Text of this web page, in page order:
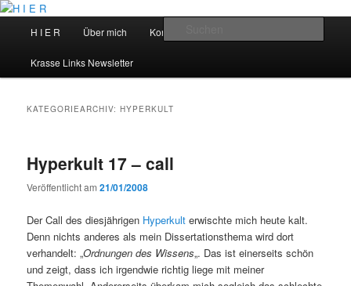
Zum
springen
Zum
springenH I E R
H I E R Über mich Kontakt
Krasse Links Newsletter
KATEGORIEARCHIV:HYPERKULT
Hyperkult 17 – call
Veröffentlicht am21/01/2008
Der Call des diesjährigen Hyperkult erwischte mich heute kalt.
Denn nichts anderes als mein Dissertationsthema wird dort
verhandelt: „Ordnungen des Wissens„. Das ist einerseits schön
und zeigt, dass ich irgendwie richtig liege mit meiner